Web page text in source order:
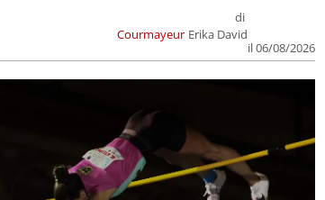
Courmayeur
di
Erika David
il 06/08/2026